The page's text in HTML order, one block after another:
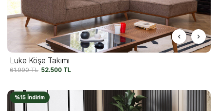
Luke Köşe Takımı
61.990TL 52.500 TL
%15 İndirim